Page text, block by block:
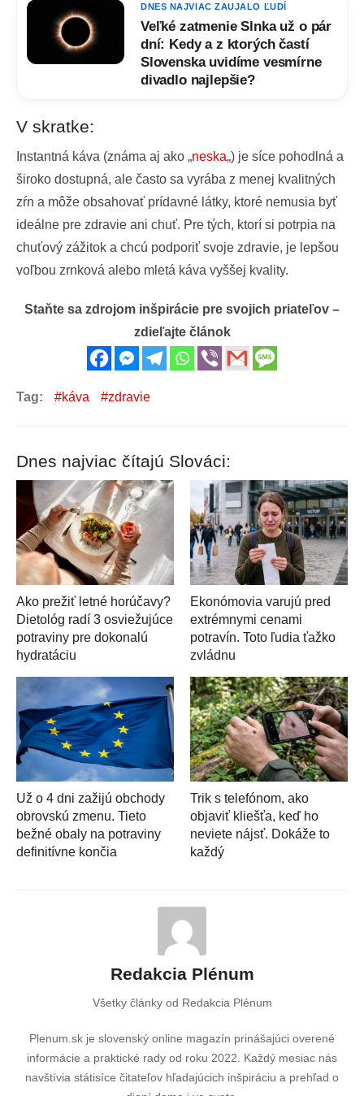
DNES NAJVIAC ZAUJALO ĽUDÍ
Veľké zatmenie Slnka už o pár
dní: Kedy a z ktorých častí
Slovenska uvidíme vesmírne
divadlo najlepšie?
V skratke:
Instantná káva (známa aj ako „neska„) je síce pohodlná a
široko dostupná, ale často sa vyrába z menej kvalitných
zŕn a môže obsahovať prídavné látky, ktoré nemusia byť
ideálne pre zdravie ani chuť. Pre tých, ktorí si potrpia na
chuťový zážitok a chcú podporiť svoje zdravie, je lepšou
voľbou zrnková alebo mletá káva vyššej kvality.
Staňte sa zdrojom inšpirácie pre svojich priateľov –
zdieľajte článok
Tag: káva zdravie
Dnes najviac čítajú Slováci:
Ako prežiť letné horúčavy?
Dietológ radí 3 osviežujúce
potraviny pre dokonalú
hydratáciu
Ekonómovia varujú pred
extrémnymi cenami
potravín. Toto ľudia ťažko
zvládnu
Už o 4 dni zažijú obchody
obrovskú zmenu. Tieto
bežné obaly na potraviny
definitívne končia
Trik s telefónom, ako
objaviť kliešťa, keď ho
neviete nájsť. Dokáže to
každý
Redakcia Plénum
Všetky články od Redakcia Plénum
Plenum.sk je slovenský online magazín prinášajúci overené
informácie a praktické rady od roku 2022. Každý mesiac nás
navštívia státisíce čitateľov hľadajúcich inšpiráciu a prehľad o